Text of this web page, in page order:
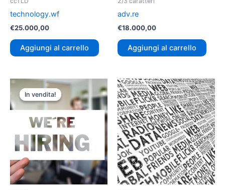
technology.wf
€25.000,00
Aggiungi al carrello
adv.re
€18.000,00
Aggiungi al carrello
In vendita!
In vendita!
Il
prezzo
originale
€18.000,00.
Il
prezzo
attuale
è:
€470,00.